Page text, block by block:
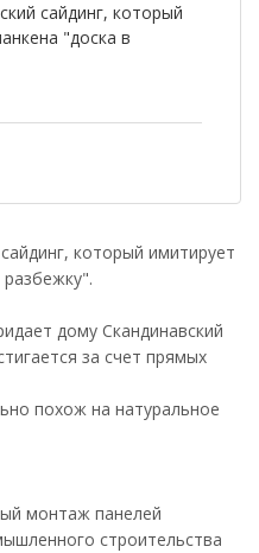
сайдинг, который
"доска в
который имитирует
дому Скандинавский
за счет прямых
похож на натуральное
монтаж панелей
строительства